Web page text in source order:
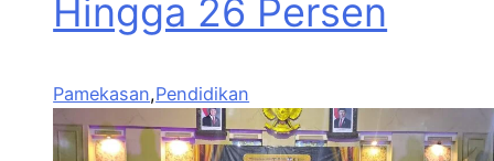
Hingga 26 Persen
Pamekasan,Pendidikan